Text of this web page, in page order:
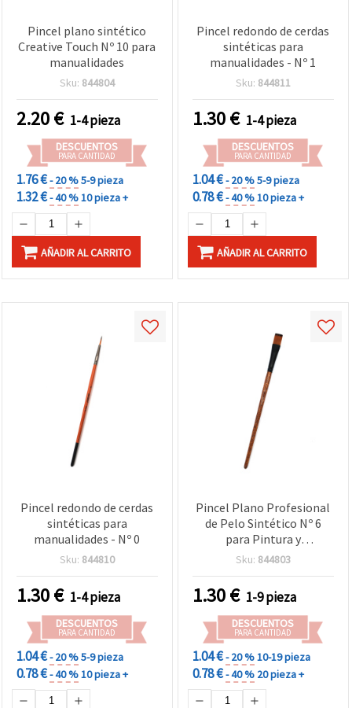
Pincel plano sintético
Creative Touch Nº 10 para
manualidades
Sku: 844804
2.20€ 1-4 pieza
DESCUENTOS
PARA CANTIDAD
1.76 €- 20 %5-9 pieza
1.32 €- 40 %10 pieza +
AÑADIR AL CARRITO
Pincel redondo de cerdas
sintéticas para
manualidades - Nº 1
Sku: 844811
1.30€ 1-4 pieza
DESCUENTOS
PARA CANTIDAD
1.04 €- 20 %5-9 pieza
0.78 €- 40 %10 pieza +
AÑADIR AL CARRITO
Pincel redondo de cerdas
sintéticas para
manualidades - Nº 0
Sku: 844810
1.30€ 1-4 pieza
DESCUENTOS
PARA CANTIDAD
1.04 €- 20 %5-9 pieza
0.78 €- 40 %10 pieza +
Pincel Plano Profesional
de Pelo Sintético Nº 6
para Pintura y
Manualidades
Sku: 844803
1.30€ 1-9 pieza
DESCUENTOS
PARA CANTIDAD
1.04 €- 20 %10-19 pieza
0.78 €- 40 % 20 pieza +